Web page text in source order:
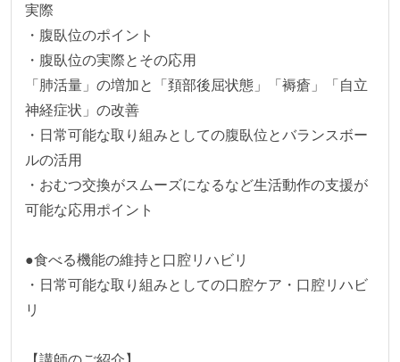
実際
・腹臥位のポイント
・腹臥位の実際とその応用
「肺活量」の増加と「頚部後屈状態」「褥瘡」「自立
神経症状」の改善
・日常可能な取り組みとしての腹臥位とバランスボー
ルの活用
・おむつ交換がスムーズになるなど生活動作の支援が
可能な応用ポイント
●食べる機能の維持と口腔リハビリ
・日常可能な取り組みとしての口腔ケア・口腔リハビ
リ